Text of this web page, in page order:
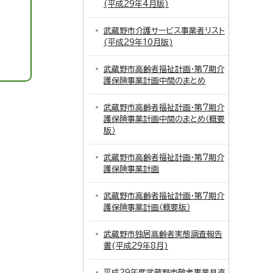
(平成29年4月版)
武蔵野市介護サービス事業者リスト
(平成29年10月版)
武蔵野市高齢者福祉計画・第7期介
護保険事業計画中間のまとめ
武蔵野市高齢者福祉計画・第7期介
護保険事業計画中間のまとめ（概要
版）
武蔵野市高齢者福祉計画・第7期介
護保険事業計画
武蔵野市高齢者福祉計画・第7期介
護保険事業計画（概要版）
武蔵野市独居高齢者実態調査報告
書(平成29年8月)